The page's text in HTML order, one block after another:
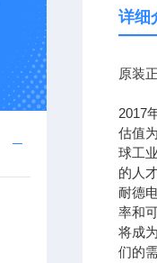
详细
原装
2017
估值
球工
的人
耐德
率和
将成
们的